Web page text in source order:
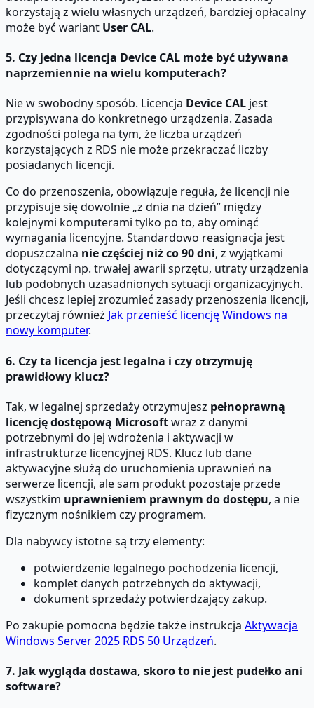
korzystają z wielu własnych urządzeń, bardziej opłacalny
może być wariant User CAL.
5. Czy jedna licencja Device CAL może być używana
naprzemiennie na wielu komputerach?
Nie w swobodny sposób. Licencja Device CAL jest
przypisywana do konkretnego urządzenia. Zasada
zgodności polega na tym, że liczba urządzeń
korzystających z RDS nie może przekraczać liczby
posiadanych licencji.
Co do przenoszenia, obowiązuje reguła, że licencji nie
przypisuje się dowolnie „z dnia na dzień” między
kolejnymi komputerami tylko po to, aby ominąć
wymagania licencyjne. Standardowo reasignacja jest
dopuszczalna nie częściej niż co 90 dni, z wyjątkami
dotyczącymi np. trwałej awarii sprzętu, utraty urządzenia
lub podobnych uzasadnionych sytuacji organizacyjnych.
Jeśli chcesz lepiej zrozumieć zasady przenoszenia licencji,
przeczytaj również Jak przenieść licencję Windows na
nowy komputer.
6. Czy ta licencja jest legalna i czy otrzymuję
prawidłowy klucz?
Tak, w legalnej sprzedaży otrzymujesz pełnoprawną
licencję dostępową Microsoftwraz z danymi
potrzebnymi do jej wdrożenia i aktywacji w
infrastrukturze licencyjnej RDS. Klucz lub dane
aktywacyjne służą do uruchomienia uprawnień na
serwerze licencji, ale sam produkt pozostaje przede
wszystkim uprawnieniem prawnym do dostępu, a nie
fizycznym nośnikiem czy programem.
Dla nabywcy istotne są trzy elementy:
potwierdzenie legalnego pochodzenia licencji,
komplet danych potrzebnych do aktywacji,
dokument sprzedaży potwierdzający zakup.
Po zakupie pomocna będzie także instrukcja Aktywacja
Windows Server 2025 RDS 50 Urządzeń.
7. Jak wygląda dostawa, skoro to nie jest pudełko ani
software?